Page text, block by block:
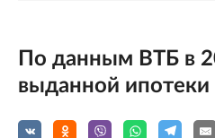
По данным ВТБ в
выданной ипотеки